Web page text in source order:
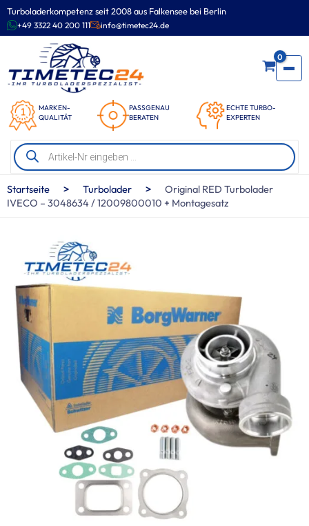
Turboladerkompetenz seit 2008 aus Falkensee bei Berlin
+49 3322 40 200 111 info@timetec24.de
MARKEN-
QUALITÄT
PASSGENAU
BERATEN
ECHTE TURBO-
EXPERTEN
0
Products
search
Zum
Inhalt
springen
Startseite > Turbolader >
Original RED Turbolader
IVECO – 3048634 / 12009800010 + Montagesatz